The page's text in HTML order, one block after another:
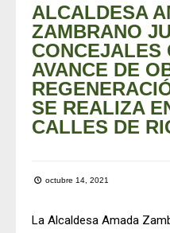
ALCALDESA
ZAMBRANO
CONCEJALES
AVANCE DE
SE REALIZA
CALLES DE
octubre 14, 2021
La Alcaldesa Amada